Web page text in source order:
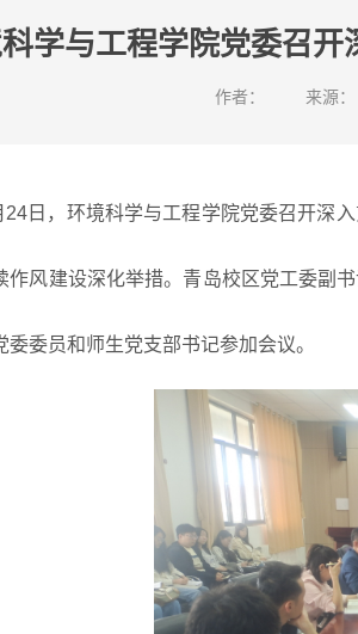
学与工程学院党委召
作者： 来源：
24日，环境科学与工程学院党委召开深
作风建设深化举措。青岛校区党工委副
委委员和师生党支部书记参加会议。